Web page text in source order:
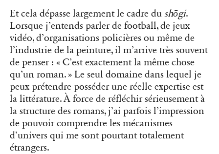
Et cela dépasse largement le cadre du shōgi.
Lorsque j’entends parler de football, de jeux
vidéo, d’organisations policières ou même de
l’industrie de la peinture, il m’arrive très souvent
de penser : « C’est exactement la même chose
qu’un roman. » Le seul domaine dans lequel je
peux prétendre posséder une réelle expertise est
la littérature. À force de réfléchir sérieusement à
la structure des romans, j’ai parfois l’impression
de pouvoir comprendre les mécanismes
d’univers qui me sont pourtant totalement
étrangers.